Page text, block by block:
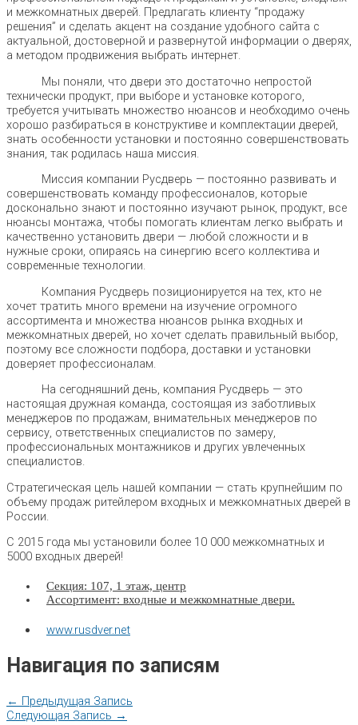
и межкомнатных дверей. Предлагать клиенту “продажу
решения” и сделать акцент на создание удобного сайта с
актуальной, достоверной и развернутой информации о дверях,
а методом продвижения выбрать интернет.
Мы поняли, что двери это достаточно непростой
технически продукт, при выборе и установке которого,
требуется учитывать множество нюансов и необходимо очень
хорошо разбираться в конструктиве и комплектации дверей,
знать особенности установки и постоянно совершенствовать
знания, так родилась наша миссия.
Миссия компании Русдверь — постоянно развивать и
совершенствовать команду профессионалов, которые
досконально знают и постоянно изучают рынок, продукт, все
нюансы монтажа, чтобы помогать клиентам легко выбрать и
качественно установить двери — любой сложности и в
нужные сроки, опираясь на синергию всего коллектива и
современные технологии.
Компания Русдверь позиционируется на тех, кто не
хочет тратить много времени на изучение огромного
ассортимента и множества нюансов рынка входных и
межкомнатных дверей, но хочет сделать правильный выбор,
поэтому все сложности подбора, доставки и установки
доверяет профессионалам.
На сегодняшний день, компания Русдверь — это
настоящая дружная команда, состоящая из заботливых
менеджеров по продажам, внимательных менеджеров по
сервису, ответственных специалистов по замеру,
профессиональных монтажников и других увлеченных
специалистов.
Стратегическая цель нашей компании — стать крупнейшим по
объему продаж ритейлером входных и межкомнатных дверей в
России.
С 2015 года мы установили более 10 000 межкомнатных и
5000 входных дверей!
Секция: 107, 1 этаж, центр
Ассортимент: входные и межкомнатные двери.
www.rusdver.net
Навигация по записям
← Предыдущая Запись
Следующая Запись →